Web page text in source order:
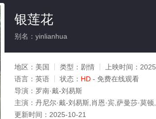
银莲花
别名：yinlianhua
地区： 美国 类型： 剧情 上映时间： 2025
语言： 英语 状态： HD - 免费在线观看
导演： 罗南·戴-刘易斯
主演： 丹尼尔·戴-刘易斯,肖恩·宾,萨曼莎·莫
更新时间： 2025-10-21